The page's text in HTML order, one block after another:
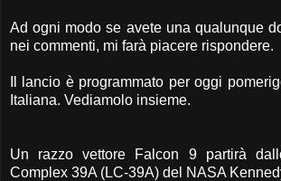
Ad ogni modo se avete una qualunque
nei commenti, mi farà piacere rispondere.
Il lancio è programmato per oggi
Italiana. Vediamolo insieme.
Un razzo vettore Falcon 9 partirà
Complex 39A (LC-39A) del NASA